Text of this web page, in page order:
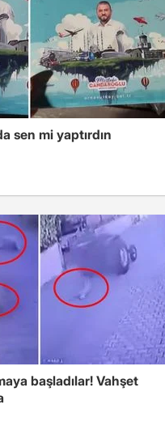
sen mi yaptırdın
başladılar! Vahşet